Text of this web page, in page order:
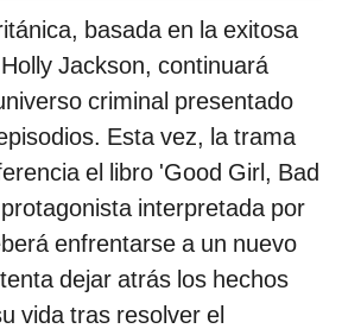
basada en la exitosa
Jackson, continuará
criminal presentado
Esta vez, la trama
el libro 'Good Girl, Bad
interpretada por
enfrentarse a un nuevo
dejar atrás los hechos
vida tras resolver el